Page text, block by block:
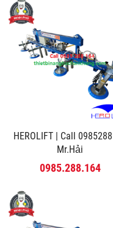
HEROLIFT | Call
Mr.Hải
0985.288.164